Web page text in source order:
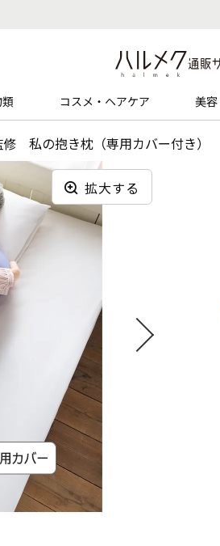
コスメ・ヘアケア 美
私の抱き枕（専用カバー付き）
拡大する